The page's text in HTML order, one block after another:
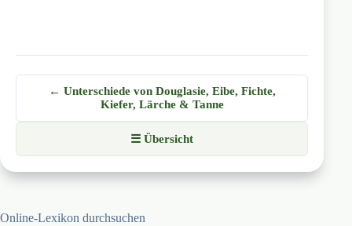
← Unterschiede von Douglasie, Eibe, Fichte,
Kiefer, Lärche & Tanne
☰ Übersicht
Online-Lexikon durchsuchen